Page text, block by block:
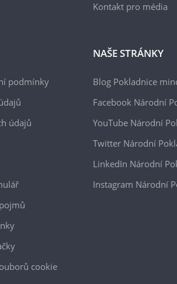
podmínky
údajů
cookie
Kontakt pro média
NAŠE STRÁNKY
Blog Pokladnice
Facebook Národní
YouTube Národní
Twitter Národní
LinkedIn Národní
Instagram Národní